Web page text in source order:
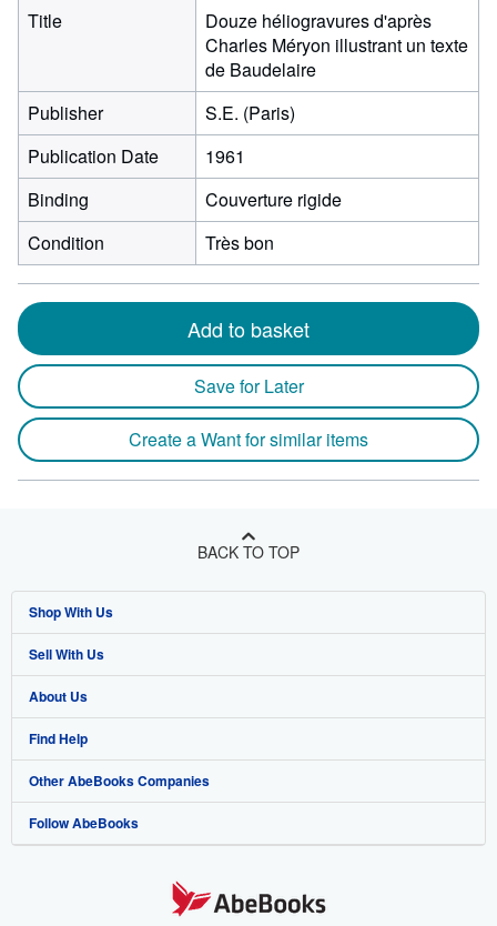
Title
Douze héliogravures d'après
Charles Méryon illustrant un texte
de Baudelaire
Publisher
S.E. (Paris)
Publication Date
1961
Binding
Couverture rigide
Condition
Très bon
Add to basket
Save for Later
Create a Want for similar items
BACK TO TOP
Shop With Us
Advanced Search
Browse Collections
My Account
My Orders
View Basket
Sell With Us
Start Selling
Join Our Affiliate Program
Book Buyback
Refer a seller
About Us
About AbeBooks
Media
Careers
Find Help
Help
Customer Support
Other AbeBooks Companies
AbeBooks.co.uk
Follow AbeBooks